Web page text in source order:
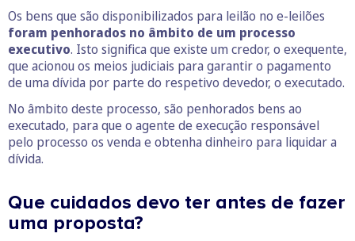
Os bens que são disponibilizados para leilão no e-leilões
foram penhorados no âmbito de um processo
executivo. Isto significa que existe um credor, o exequente,
que acionou os meios judiciais para garantir o pagamento
de uma dívida por parte do respetivo devedor, o executado.
No âmbito deste processo, são penhorados bens ao
executado, para que o agente de execução responsável
pelo processo os venda e obtenha dinheiro para liquidar a
dívida.
Que cuidados devo ter antes de fazer
uma proposta?